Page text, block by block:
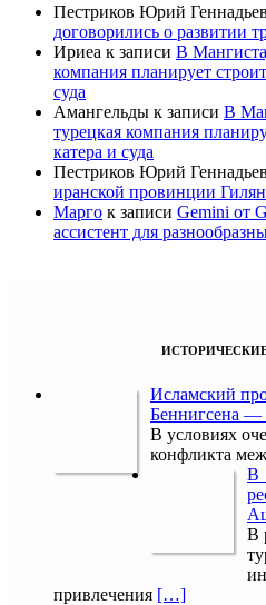
Пестриков Юрий
договорились о развитии
Ириеа к записи В
компания планирует
суда
Амангельды к записи В
турецкая компания
катера и суда
Пестриков Юрий
иранской провинции
Марго к записи Gemini от
ассистент для
Исламский
Беннигсена
В условиях
конфликта
В
В
привлечения […]